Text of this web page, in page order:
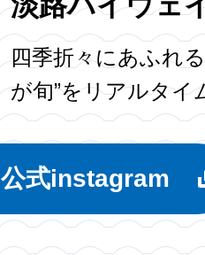
四季折々にあふれ
が旬”をリアルタイ
公式instagram